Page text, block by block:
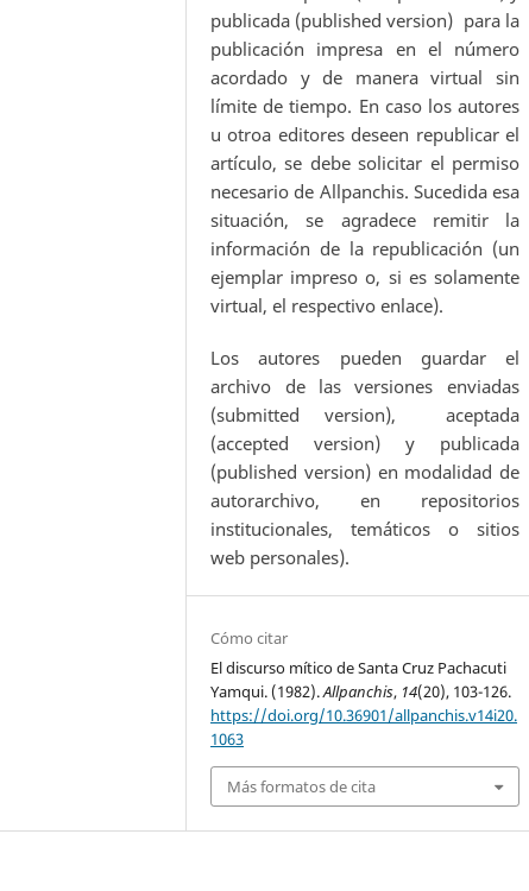
publicada (published version) para la
publicación impresa en el número
acordado y de manera virtual sin
límite de tiempo. En caso los autores
u otroa editores deseen republicar el
artículo, se debe solicitar el permiso
necesario de Allpanchis. Sucedida esa
situación, se agradece remitir la
información de la republicación (un
ejemplar impreso o, si es solamente
virtual, el respectivo enlace).
Los autores pueden guardar el
archivo de las versiones enviadas
(submitted version), aceptada
(accepted version) y publicada
(published version) en modalidad de
autorarchivo, en repositorios
institucionales, temáticos o sitios
web personales).
Cómo citar
El discurso mítico de Santa Cruz Pachacuti
Yamqui. (1982).Allpanchis, 14(20), 103-126.
https://doi.org/10.36901/allpanchis.v14i20.
1063
Más formatos de cita